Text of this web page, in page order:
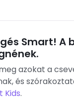
Smart! A
azokat a
és
Kids.